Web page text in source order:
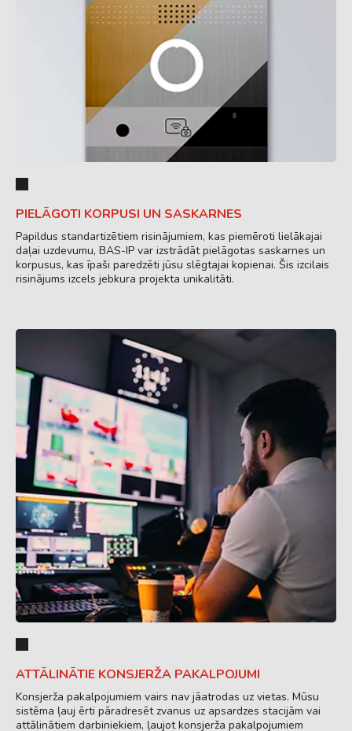
PIELĀGOTI KORPUSI UN SASKARNES
Papildus standartizētiem risinājumiem, kas piemēroti lielākajai
daļai uzdevumu, BAS-IP var izstrādāt pielāgotas saskarnes un
korpusus, kas īpaši paredzēti jūsu slēgtajai kopienai. Šis izcilais
risinājums izcels jebkura projekta unikalitāti.
ATTĀLINĀTIE KONSJERŽA PAKALPOJUMI
Konsjerža pakalpojumiem vairs nav jāatrodas uz vietas. Mūsu
sistēma ļauj ērti pāradresēt zvanus uz apsardzes stacijām vai
attālinātiem darbiniekiem, ļaujot konsjerža pakalpojumiem